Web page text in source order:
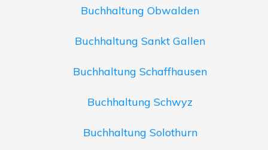
Buchhaltung Obwalden
Buchhaltung Sankt Gallen
Buchhaltung Schaffhausen
Buchhaltung Schwyz
Buchhaltung Solothurn